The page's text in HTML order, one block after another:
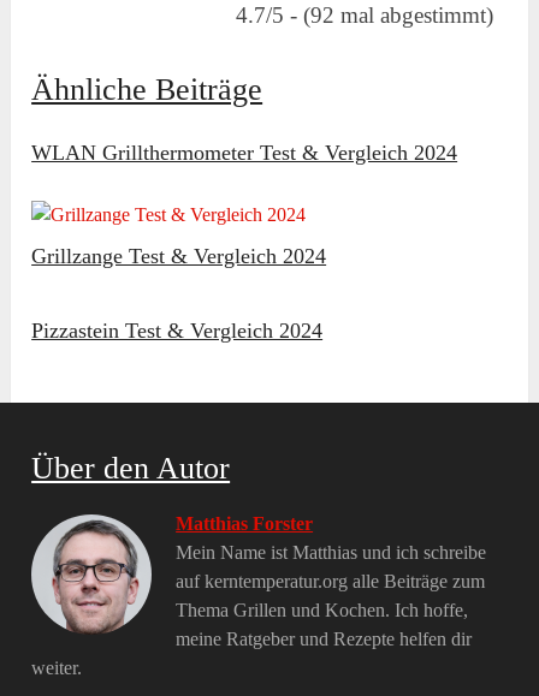
4.7/5 - (92 mal abgestimmt)
Ähnliche Beiträge
WLAN Grillthermometer Test & Vergleich 2024
Grillzange Test & Vergleich 2024
Pizzastein Test & Vergleich 2024
Über den Autor
Matthias Forster
Mein Name ist Matthias und ich schreibe
auf kerntemperatur.org alle Beiträge zum
Thema Grillen und Kochen. Ich hoffe,
meine Ratgeber und Rezepte helfen dir
weiter.